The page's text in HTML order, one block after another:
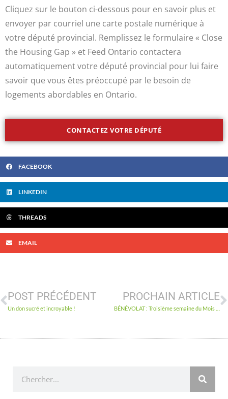
Cliquez sur le bouton ci-dessous pour en savoir plus et
envoyer par courriel une carte postale numérique à
votre député provincial. Remplissez le formulaire « Close
the Housing Gap » et Feed Ontario contactera
automatiquement votre député provincial pour lui faire
savoir que vous êtes préoccupé par le besoin de
logements abordables en Ontario.
CONTACTEZ VOTRE DÉPUTÉ
FACEBOOK
LINKEDIN
THREADS
EMAIL
POST PRÉCÉDENT
Un don sucré et incroyable !
PROCHAIN ARTICLE